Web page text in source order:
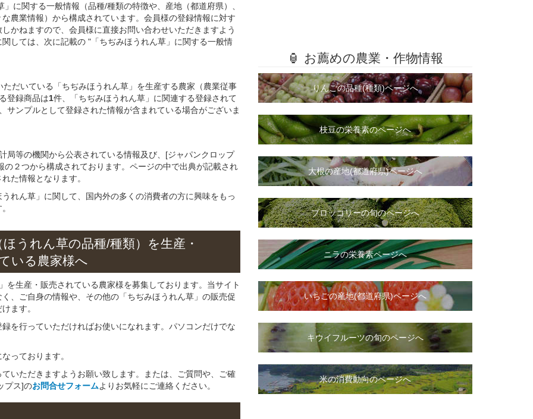
に関する一般情報（品種/種類の特徴や、産地（都道府県）、
農業情報）から構成されています。会員様の登録情報に対す
かねますので、会員様に直接お問い合わせいただきますよう
しては、次に記載の "「ちぢみほうれん草」に関する一般情
だいている「ちぢみほうれん草」を生産する農家（農業従事
登録商品は1件、「ちぢみほうれん草」に関連する登録されて
サンプルとして登録された情報が含まれている場合がございま
局等の機関から公表されている情報及び、[ジャパンクロップ
２つから構成されております。ページの中で出典が記載され
た情報となります。
れん草」に関して、国内外の多くの消費者の方に興味をもっ
ほうれん草の品種/種類） を生産・
いる 農家様へ
生産・販売されている農家様を募集しております。当サイト
、ご自身の情報や、その他の「ちぢみほうれん草」の販売促
ます。
を行っていただければお使いになれます。パソコンだけでな
っております。
いただきますようお願い致します。または、ご質問や、ご確
プス]のお問合せフォームよりお気軽にご連絡ください。
🏮 お薦めの農業・作物情報
りんごの品種(種類)ページへ
枝豆の栄養素のページへ
大根の産地(都道府県)ページへ
ブロッコリーの旬のページへ
ニラの栄養素ページへ
いちごの産地(都道府県)ページへ
キウイフルーツの旬のページへ
米の消費動向のページへ